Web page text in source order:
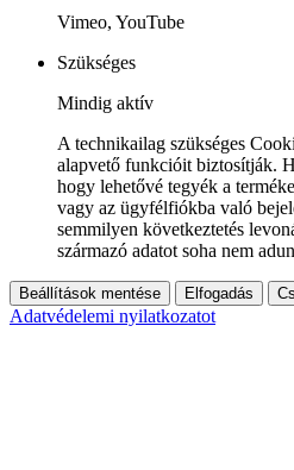
Vimeo, YouTube
Szükséges
Mindig aktív
A technikailag szükséges
alapvető funkcióit biztosítják.
hogy lehetővé tegyék a
vagy az ügyfélfiókba való
semmilyen következtetés
származó adatot soha nem
Beállítások mentése Elfogadás
Adatvédelemi nyilatkozatot